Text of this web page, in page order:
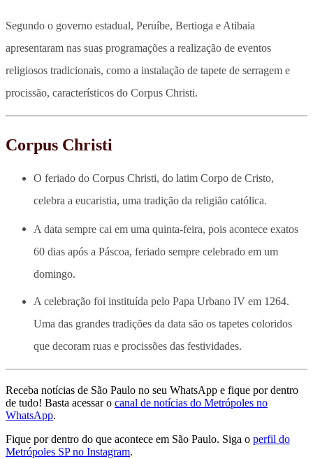
Segundo o governo estadual, Peruíbe, Bertioga e Atibaia
apresentaram nas suas programações a realização de eventos
religiosos tradicionais, como a instalação de tapete de serragem e
procissão, característicos do Corpus Christi.
Corpus Christi
O feriado do Corpus Christi, do latim Corpo de Cristo,
celebra a eucaristia, uma tradição da religião católica.
A data sempre cai em uma quinta-feira, pois acontece exatos
60 dias após a Páscoa, feriado sempre celebrado em um
domingo.
A celebração foi instituída pelo Papa Urbano IV em 1264.
Uma das grandes tradições da data são os tapetes coloridos
que decoram ruas e procissões das festividades.
Receba notícias de São Paulo no seu WhatsApp e fique por dentro
de tudo! Basta acessar o canal de notícias do Metrópoles no
WhatsApp.
Fique por dentro do que acontece em São Paulo. Siga o perfil do
Metrópoles SP no Instagram.